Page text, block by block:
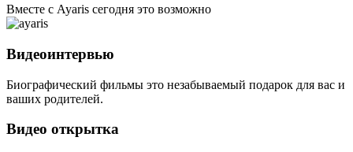
Вместе с Ayaris сегодня это возможно
Видеоинтервью
Биографический фильмы это незабываемый подарок для вас и
ваших родителей.
Видео открытка